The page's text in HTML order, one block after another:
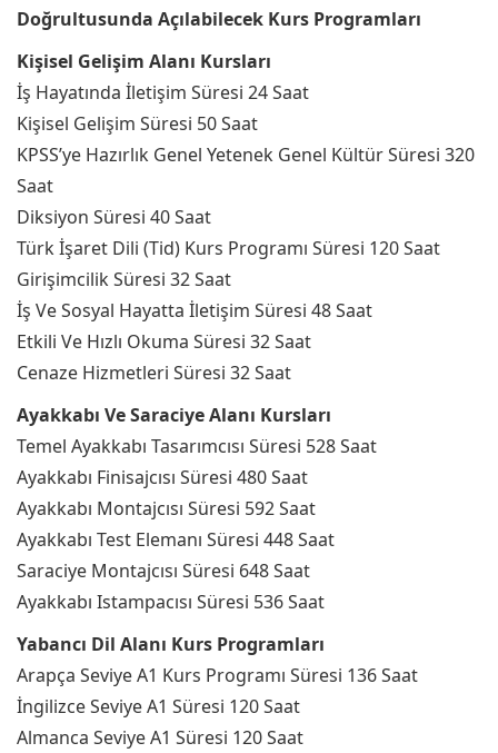
Doğrultusunda Açılabilecek Kurs Programları
Kişisel Gelişim Alanı Kursları
İş Hayatında İletişim Süresi 24 Saat
Kişisel Gelişim Süresi 50 Saat
KPSS’ye Hazırlık Genel Yetenek Genel Kültür Süresi 320
Saat
Diksiyon Süresi 40 Saat
Türk İşaret Dili (Tid) Kurs Programı Süresi 120 Saat
Girişimcilik Süresi 32 Saat
İş Ve Sosyal Hayatta İletişim Süresi 48 Saat
Etkili Ve Hızlı Okuma Süresi 32 Saat
Cenaze Hizmetleri Süresi 32 Saat
Ayakkabı Ve Saraciye Alanı Kursları
Temel Ayakkabı Tasarımcısı Süresi 528 Saat
Ayakkabı Finisajcısı Süresi 480 Saat
Ayakkabı Montajcısı Süresi 592 Saat
Ayakkabı Test Elemanı Süresi 448 Saat
Saraciye Montajcısı Süresi 648 Saat
Ayakkabı Istampacısı Süresi 536 Saat
Yabancı Dil Alanı Kurs Programları
Arapça Seviye A1 Kurs Programı Süresi 136 Saat
İngilizce Seviye A1 Süresi 120 Saat
Almanca Seviye A1 Süresi 120 Saat